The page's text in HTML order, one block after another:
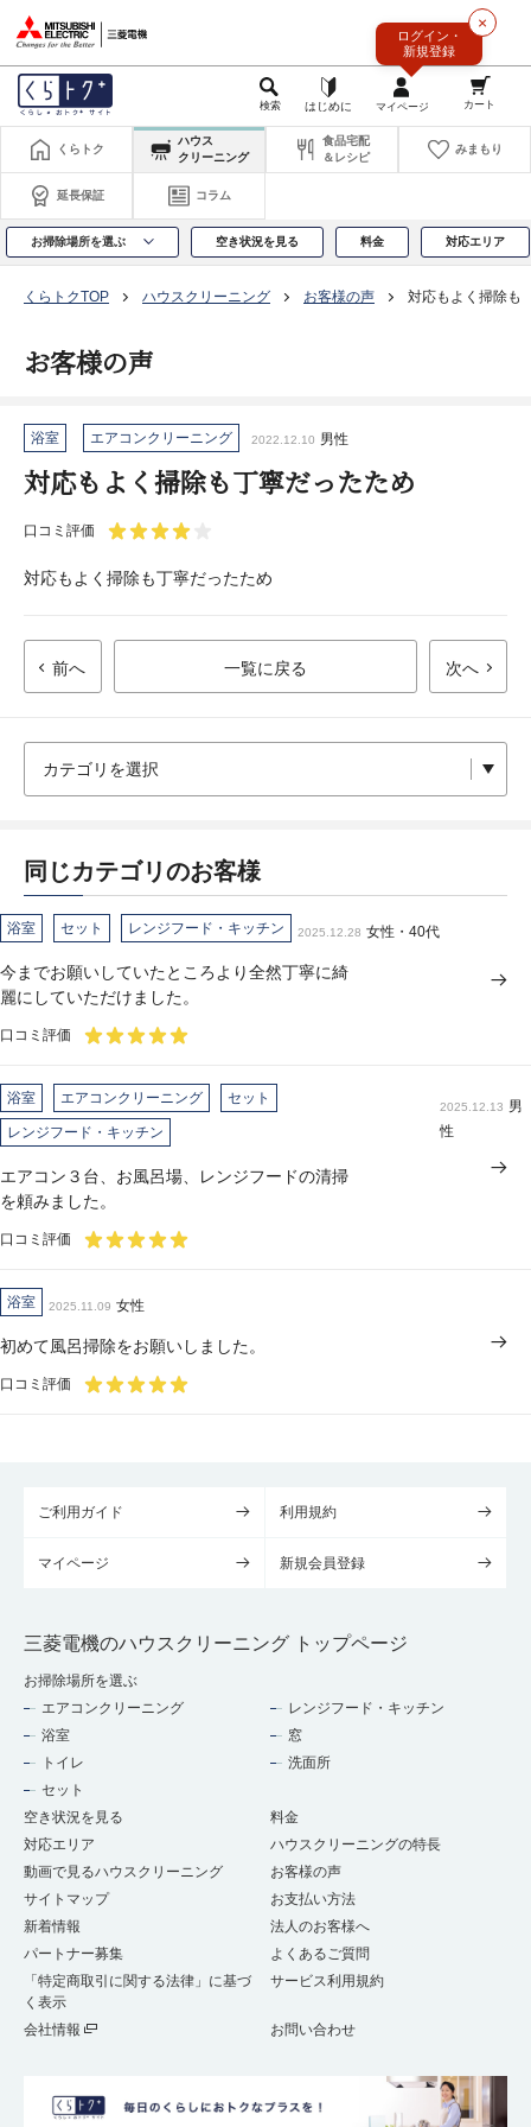
×
ログイン・
新規登録
くらトク
ハウス
クリーニング
食品宅配
＆レシピ
みまもり
延長保証 コラム
お掃除場所を選ぶ 空き状況を見る 料金 対応エリア
くらトクTOP ハウスクリーニング お客様の声 対応もよく掃除も
お客様の声
浴室 エアコンクリーニング 2022.12.10 男性
対応もよく掃除も丁寧だったため
口コミ評価
対応もよく掃除も丁寧だったため
前へ 一覧に戻る 次へ
同じカテゴリのお客様
浴室 セット レンジフード・キッチン 2025.12.28 女性・40代
今までお願いしていたところより全然丁寧に綺
麗にしていただけました。
口コミ評価
浴室 エアコンクリーニング セット
レンジフード・キッチン
2025.12.13 男
性
エアコン３台、お風呂場、レンジフードの清掃
を頼みました。
口コミ評価
浴室 2025.11.09 女性
初めて風呂掃除をお願いしました。
口コミ評価
ご利用ガイド 利用規約
マイページ 新規会員登録
三菱電機のハウスクリーニング トップページ
お掃除場所を選ぶ
エアコンクリーニング
レンジフード・キッチン
浴室
窓
トイレ
洗面所
セット
空き状況を見る
料金
対応エリア
ハウスクリーニングの特長
動画で見るハウスクリーニング
お客様の声
サイトマップ
お支払い方法
新着情報
法人のお客様へ
パートナー募集
よくあるご質問
「特定商取引に関する法律」に基づ
く表示
サービス利用規約
会社情報 お問い合わせ